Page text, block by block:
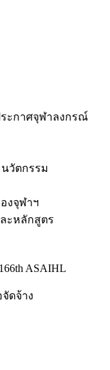
ะกาศจุฬาลงกรณ์
วัตกรรม
งจุฬาฯ
ะหลักสูตร
ASAIHL
ดจ้าง